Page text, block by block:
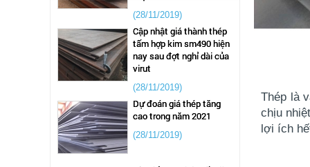
tấm hợp kim sm490 hiện
nay sau đợt nghỉ dài của
virut
(28/11/2019)
cao trong năm 2021
(28/11/2019)
Thép là
chịu nhiệt
lợi ích